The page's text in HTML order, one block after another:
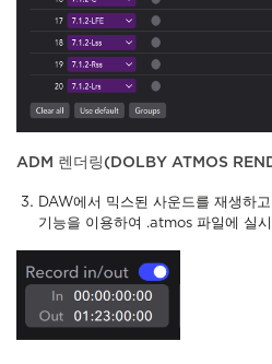
ADM 렌더링(DOLBY ATMOS
DAW에서 믹스된 사운드를 재생하
기능을 이용하여 .atmos 파일에 실